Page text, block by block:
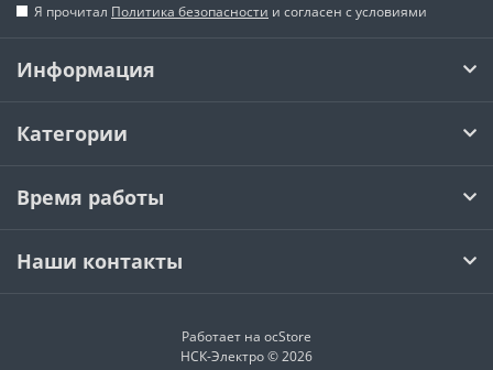
Я прочитал Политика безопасности и согласен с условиями
Информация
Категории
Время работы
Наши контакты
Работает на ocStore
НСК-Электро © 2026